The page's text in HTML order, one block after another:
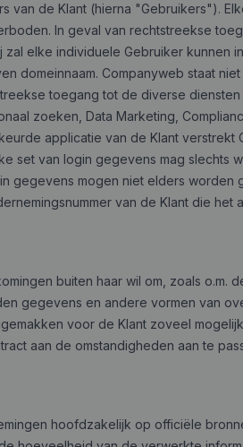
van de Klant (hierna "Gebruikers").
In geval van rechtstreekse
elke individuele Gebruiker kunnen
domeinnaam. Companyweb staat
toegang tot de diverse
zoeken, Data Marketing,
applicatie van de Klant verstrekt
set van login gegevens mag slechts
gegevens mogen niet elders worden
van de Klant die het
buiten haar wil om, zoals o.m.
gegevens en andere vormen van
voor de Klant zoveel
aan de omstandigheden aan te
hoofdzakelijk op officiële